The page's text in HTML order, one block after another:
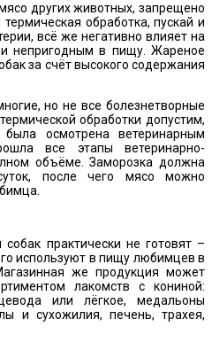
других животных, запрещено
обработка, пускай и
всё же негативно влияет на
непригодным в пищу. Жареное
за счёт высокого содержания
но не все болезнетворные
обработки допустим,
осмотрена ветеринарным
все этапы ветеринарно-
объёме. Заморозка должна
после чего мясо можно
практически не готовят –
используют в пищу любимцев в
же продукция может
лакомств с кониной:
или лёгкое, медальоны
и сухожилия, печень, трахея,